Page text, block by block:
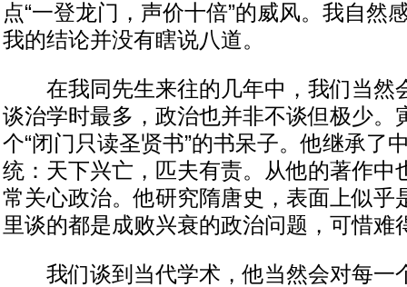
点“一登龙门，声价十倍”的威风。我自然
我的结论并没有瞎说八道。
在我同先生来往的几年中，我们当然
谈治学时最多，政治也并非不谈但极少。
个“闭门只读圣贤书”的书呆子。他继承了
统：天下兴亡，匹夫有责。从他的著作中
常关心政治。他研究隋唐史，表面上似乎
里谈的都是成败兴衰的政治问题，可惜难
我们谈到当代学术，他当然会对每一